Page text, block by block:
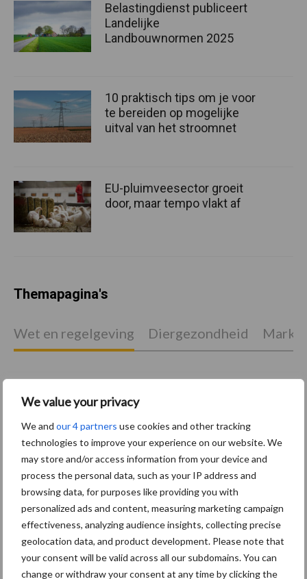
We value your privacy
We and our 4 partners use cookies and other tracking
technologies to improve your experience on our website. We
may store and/or access information from your device and
process the personal data, such as your IP address and
browsing data, for purposes like providing you with
personalized ads and content, measuring marketing campaign
effectiveness, analyzing audience insights, collecting precise
geolocation data, and product development. Please note that
your consent will be valid across all our subdomains. You can
change or withdraw your consent at any time by clicking the
Primaire
Belastingdienst publiceert
Landelijke
Landbouwnormen 2025
10 praktisch tips om je voor
te bereiden op mogelijke
uitval van het stroomnet
EU-pluimveesector groeit
door, maar tempo vlakt af
Themapagina's
Wet en regelgeving Diergezondheid
Toon meer